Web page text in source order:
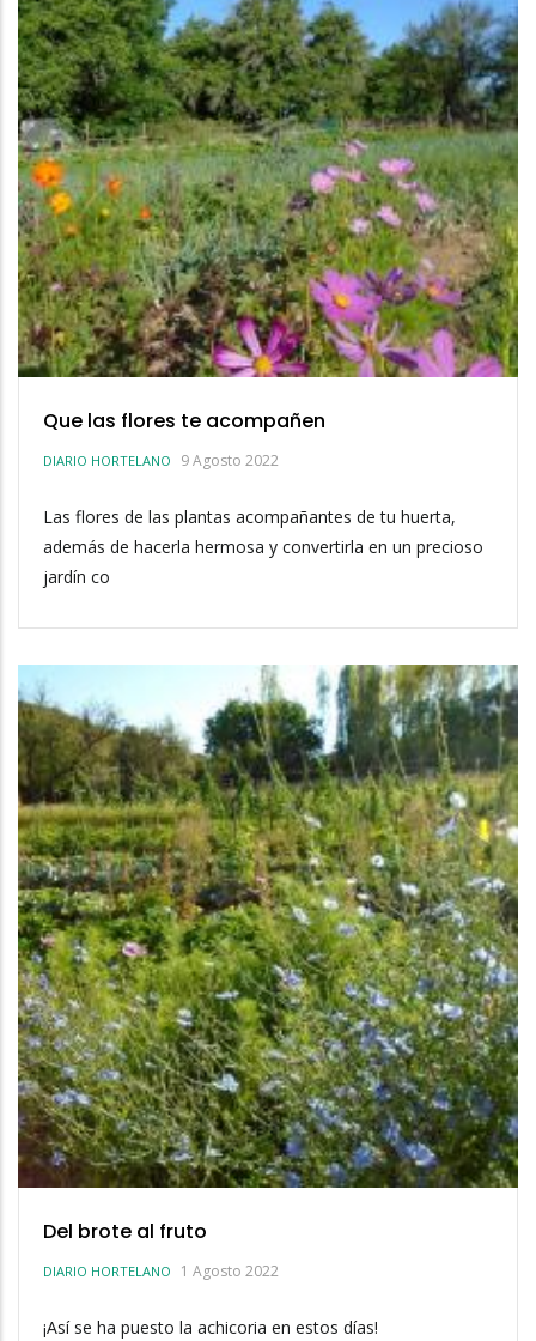
Que las flores te acompañen
DIARIO HORTELANO 9 Agosto 2022
Las flores de las plantas acompañantes de tu huerta,
además de hacerla hermosa y convertirla en un precioso
jardín co
Del brote al fruto
DIARIO HORTELANO 1 Agosto 2022
¡Así se ha puesto la achicoria en estos días!